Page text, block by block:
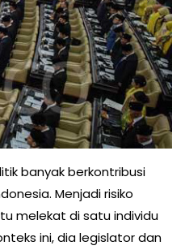
banyak berkontribusi
Menjadi risiko
melekat di satu individu
ini, dia legislator dan